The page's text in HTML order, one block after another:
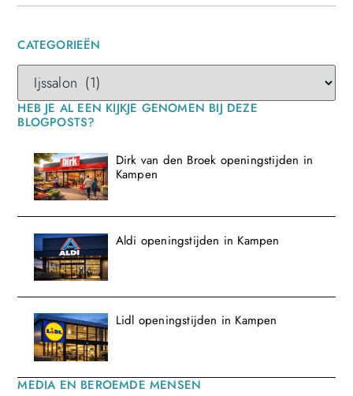
CATEGORIEËN
HEB JE AL EEN KIJKJE GENOMEN BIJ DEZE
BLOGPOSTS?
Dirk van den Broek openingstijden in
Kampen
Aldi openingstijden in Kampen
Lidl openingstijden in Kampen
MEDIA EN BEROEMDE MENSEN